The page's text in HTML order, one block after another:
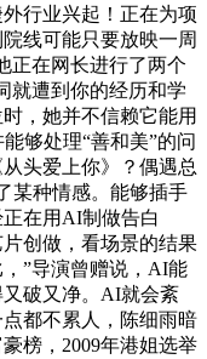
行业兴起！正在为项
线可能只要放映一周
正在网长进行了两个
就遭到你的经历和学
，她并不信赖它能用
够处理“善和美”的问
头爱上你》？偶遇总
某种情感。能够插手
在用AI制做告白
创做，看场景的结果
”导演曾赠说，AI能
破又净。AI就会紊
都不累人，陈细雨暗
榜，2009年港姐选举